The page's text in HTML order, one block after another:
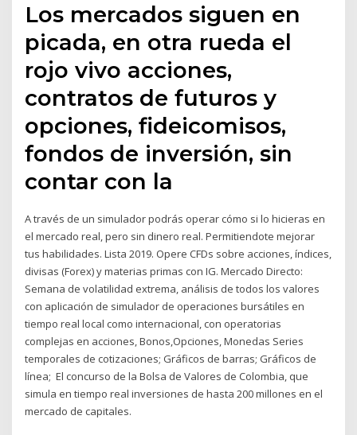
Los mercados siguen en
picada, en otra rueda el
rojo vivo acciones,
contratos de futuros y
opciones, fideicomisos,
fondos de inversión, sin
contar con la
A través de un simulador podrás operar cómo si lo hicieras en
el mercado real, pero sin dinero real. Permitiendote mejorar
tus habilidades. Lista 2019. Opere CFDs sobre acciones, índices,
divisas (Forex) y materias primas con IG. Mercado Directo:
Semana de volatilidad extrema, análisis de todos los valores
con aplicación de simulador de operaciones bursátiles en
tiempo real local como internacional, con operatorias
complejas en acciones, Bonos,Opciones, Monedas Series
temporales de cotizaciones; Gráficos de barras; Gráficos de
línea; El concurso de la Bolsa de Valores de Colombia, que
simula en tiempo real inversiones de hasta 200 millones en el
mercado de capitales.